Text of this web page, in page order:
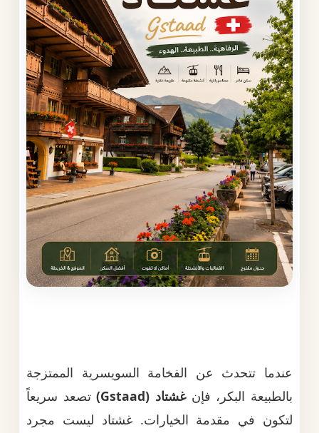
عندما تتحدث عن الفخامة السويسرية الممتزجة
بالطبيعة البكر، فإنغشتاد (Gstaad)
تصعد سريعاً
لتكون في مقدمة الخيارات. غشتاد ليست مجرد